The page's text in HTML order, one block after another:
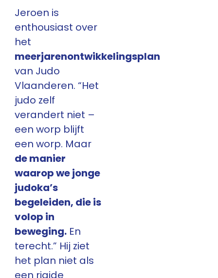
Jeroen is
enthousiast over
het
meerjarenontwikkelingsplan
van Judo
Vlaanderen. “Het
judo zelf
verandert niet –
een worp blijft
een worp. Maar
de manier
waarop we jonge
judoka’s
begeleiden, die is
volop in
beweging. En
terecht.” Hij ziet
het plan niet als
een rigide